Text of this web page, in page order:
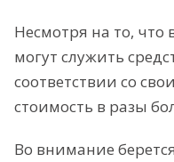
Несмотря на то, что
могут служить
соответствии со
стоимость в разы
Во внимание